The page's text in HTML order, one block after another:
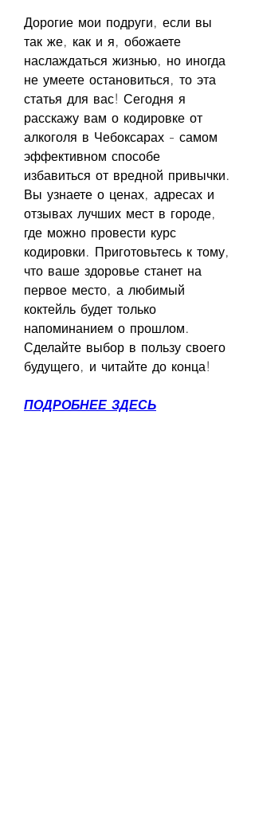
Дорогие мои подруги, если вы
так же, как и я, обожаете
наслаждаться жизнью, но иногда
не умеете остановиться, то эта
статья для вас! Сегодня я
расскажу вам о кодировке от
алкоголя в Чебоксарах - самом
эффективном способе
избавиться от вредной привычки.
Вы узнаете о ценах, адресах и
отзывах лучших мест в городе,
где можно провести курс
кодировки. Приготовьтесь к тому,
что ваше здоровье станет на
первое место, а любимый
коктейль будет только
напоминанием о прошлом.
Сделайте выбор в пользу своего
будущего, и читайте до конца!
ПОДРОБНЕЕ ЗДЕСЬ